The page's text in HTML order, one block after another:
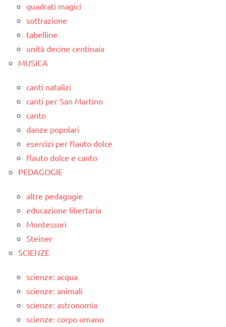
quadrati magici
sottrazione
tabelline
unità decine centinaia
MUSICA
canti natalizi
canti per San Martino
canto
danze popolari
esercizi per flauto dolce
flauto dolce e canto
PEDAGOGIE
altre pedagogie
educazione libertaria
Montessori
Steiner
SCIENZE
scienze: acqua
scienze: animali
scienze: astronomia
scienze: corpo umano